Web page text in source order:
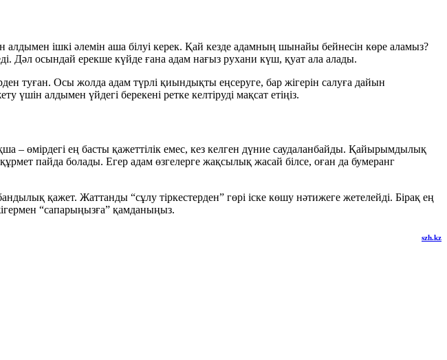
алдымен ішкі әлемін аша білуі керек. Қай кезде адамның шынайы бейнесін көре аламыз?
Дәл осындай ерекше күйде ғана адам нағыз рухани күш, қуат ала алады.
туған. Осы жолда адам түрлі қиындықты еңсеруге, бар жігерін салуға дайын
алдымен үйдегі берекені ретке келтіруді мақсат етіңіз.
– өмірдегі ең басты қажеттілік емес, кез келген дүние саудаланбайды. Қайырымдылық
пайда болады. Егер адам өзгелерге жақсылық жасай білсе, оған да бумеранг
қажет. Жаттанды “сұлу тіркестерден” гөрі іске көшу нәтижеге жетелейді. Бірақ ең
“сапарыңызға” қамданыңыз.
szh.kz